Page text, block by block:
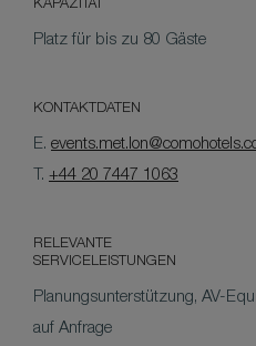
KAPAZITÄT
Platz für bis zu 80 Gäste
KONTAKTDATEN
E.
T. +44 20 7447 1063
RELEVANTE
SERVICELEISTUNGEN
Planungsunterstützung, AV-
auf Anfrage